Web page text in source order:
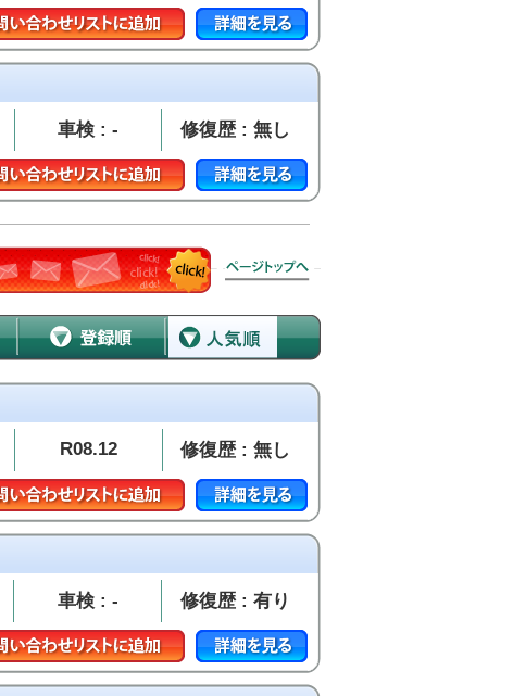
車検 : - 修復歴 : 無し
R08.12 修復歴 : 無し
車検 : - 修復歴 : 有り